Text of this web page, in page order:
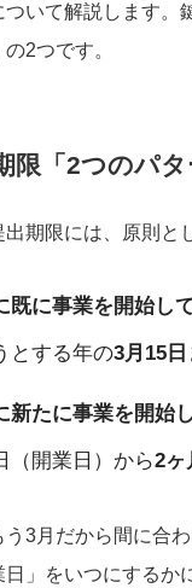
いて解説します。
の2つです。
限「2つのパタ
期限には、原則と
既に事業を開始し
とする年の3月15
新たに事業を開始
（開業日）から2ヶ
う3月だから間に合
」をいつにするか